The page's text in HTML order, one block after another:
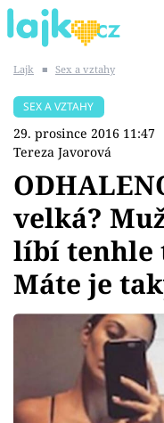
SHOPAHOLICADEL
Témata
Showbyznys
Youtubeři
Sex a vztahy
Lajk ■ Sex a vztahy
SEX A VZTAHY
29. prosince 2016 11:47
Tereza Javorová
velká?
líbí tenhle
Máte je